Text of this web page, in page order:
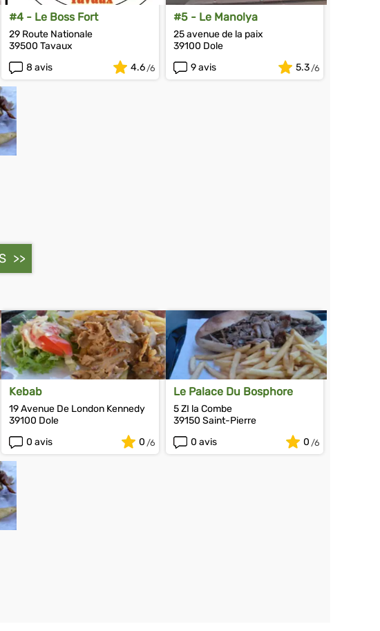
#4 - Le Boss Fort
29 Route Nationale
39500 Tavaux
8 avis
4.6
#5 - Le Manolya
25 avenue de la paix
39100 Dole
9 avis
5.3
Kebab
19 Avenue De London Kennedy
39100 Dole
0 avis
0
Le Palace Du Bosphore
5 ZI la Combe
39150 Saint-Pierre
0 avis
0